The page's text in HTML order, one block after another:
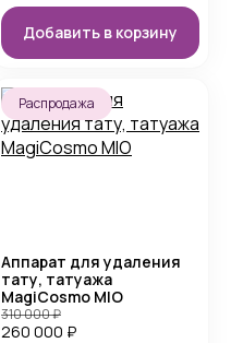
Добавить в корзину
Распродажа
Аппарат для удаления
тату, татуажа
MagiCosmo MIO
260 000 ₽
310 000₽